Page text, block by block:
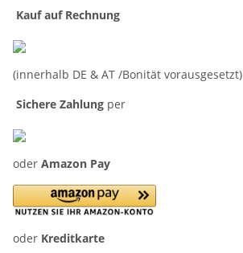
Kauf auf Rechnung
(innerhalb DE & AT /Bonität vorausgesetzt)
Sichere Zahlung per
oder Amazon Pay
oder Kreditkarte